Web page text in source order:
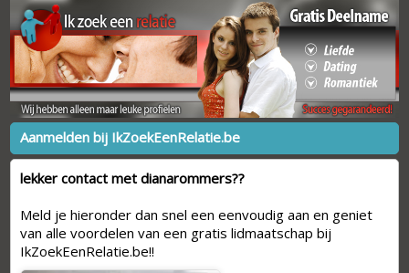
Aanmelden bij IkZoekEenRelatie.be
lekker contact met dianarommers??
Meld je hieronder dan snel een eenvoudig aan en geniet
van alle voordelen van een gratis lidmaatschap bij
IkZoekEenRelatie.be!!